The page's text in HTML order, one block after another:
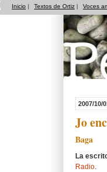
Inicio | Textos de Ortiz | Voces
2007/10/
Jo
Baga
La
Radio